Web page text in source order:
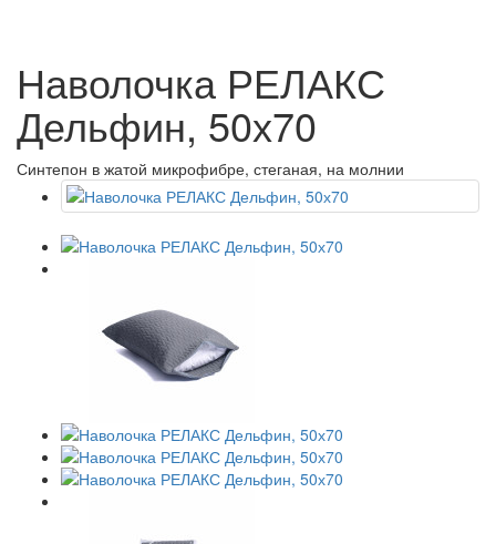
Наволочка РЕЛАКС
Дельфин, 50х70
Синтепон в жатой микрофибре, стеганая, на молнии